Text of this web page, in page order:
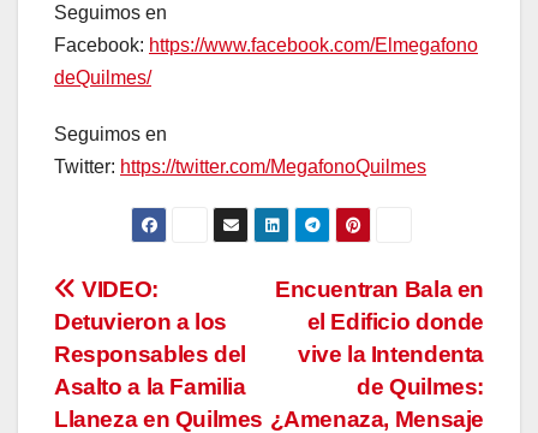
Seguimos en
Facebook: https://www.facebook.com/Elmegafono
deQuilmes/
Seguimos en
Twitter: https://twitter.com/MegafonoQuilmes
Navegación
de
entradas
Encuentran Bala en
el Edificio donde
vive la Intendenta
de Quilmes:
¿Amenaza, Mensaje
VIDEO:
Detuvieron a los
Responsables del
Asalto a la Familia
Llaneza en Quilmes